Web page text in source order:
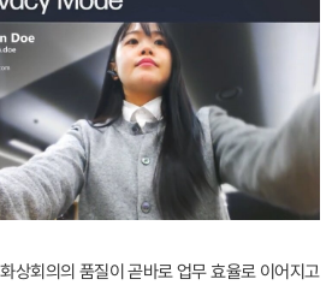
상회의의 품질이 곧바로 업무 효율로 이어지고